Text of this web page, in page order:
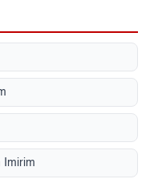
Imirim